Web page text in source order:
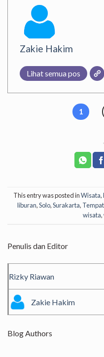
Zakie Hakim
Lihat semua pos
1
This entry was posted inWisata,
liburan,Solo,Surakarta,
wisata,
Penulis dan Editor
Rizky Riawan
Zakie Hakim
Blog Authors